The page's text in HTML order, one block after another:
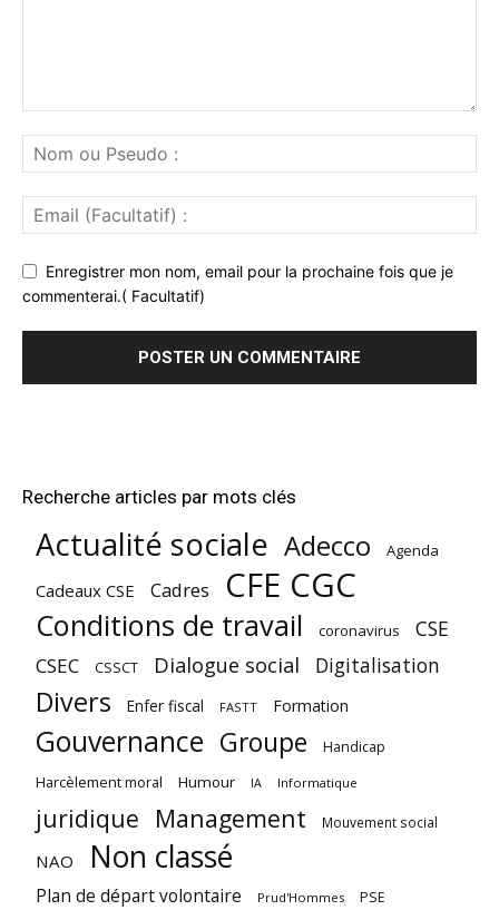
Enregistrer mon nom, email pour la prochaine fois que je
commenterai.( Facultatif)
Recherche articles par mots clés
Actualité sociale Adecco Agenda
Cadeaux CSE Cadres CFE CGC
Conditions de travail coronavirus CSE
CSEC CSSCT Dialogue social Digitalisation
Divers Enfer fiscal FASTT Formation
Gouvernance Groupe Handicap
Harcèlement moral Humour IA Informatique
juridique Management Mouvement social
NAO Non classé
Plan de départ volontaire Prud'Hommes PSE